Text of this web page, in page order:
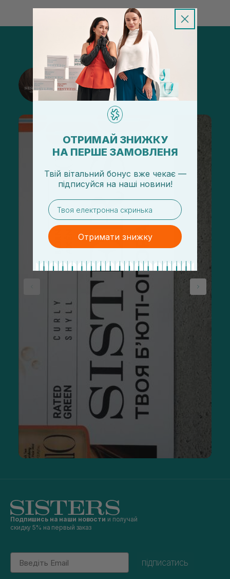
@sisters_stelmakh в Instagram
Подписаться
Подпишись на наши новости и получай
скидку 5% на первый заказ
Email
підписатись
ОТРИМАЙ ЗНИЖКУ
НА ПЕРШЕ ЗАМОВЛЕНЯ
Твій вітальний бонус вже чекає —
підписуйся на наші новини!
email
Отримати знижку